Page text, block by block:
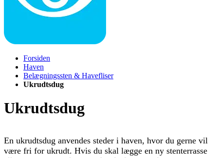
Forsiden
Haven
Belægningssten & Havefliser
Ukrudtsdug
Ukrudtsdug
En ukrudtsdug anvendes steder i haven, hvor du gerne vil
være fri for ukrudt. Hvis du skal lægge en ny stenterrasse